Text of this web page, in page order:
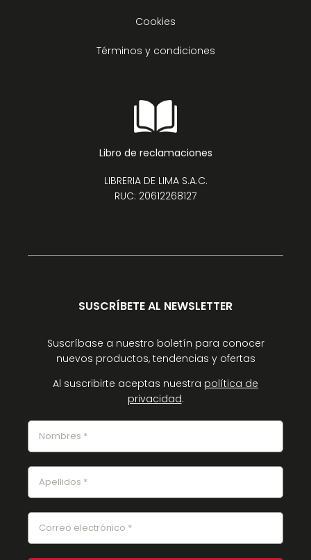
Cookies
Términos y condiciones
Libro de reclamaciones
LIBRERIA DE LIMA S.A.C.
RUC: 20612268127
SUSCRÍBETE AL NEWSLETTER
Suscríbase a nuestro boletín para conocer
nuevos productos, tendencias y ofertas
Al suscribirte aceptas nuestra política de
privacidad.